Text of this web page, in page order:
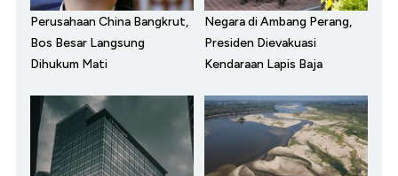
Perusahaan China Bangkrut,
Bos Besar Langsung
Dihukum Mati
Negara di Ambang Perang,
Presiden Dievakuasi
Kendaraan Lapis Baja